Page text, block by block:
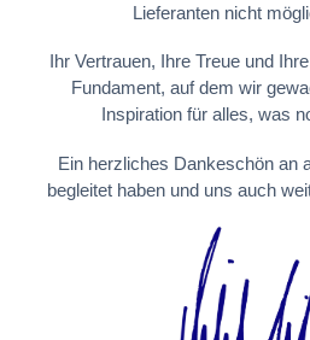
Lieferanten nicht
Ihr Vertrauen, Ihre Treue und
Fundament, auf dem wir
Inspiration für alles, was
Ein herzliches Dankeschön an
begleitet haben und uns auch